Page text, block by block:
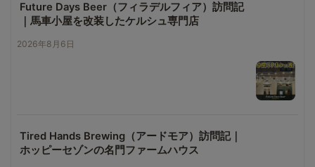
Future Days Beer（フィラデルフィア）訪問記
｜馬車小屋を改装したケルシュ専門店
2026年8月6日
Tired Hands Brewing（アードモア）訪問記｜
ホッピーセゾンの名門ファームハウス